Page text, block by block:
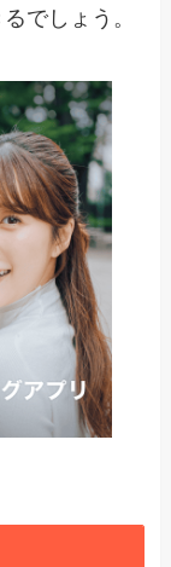
でしょう。